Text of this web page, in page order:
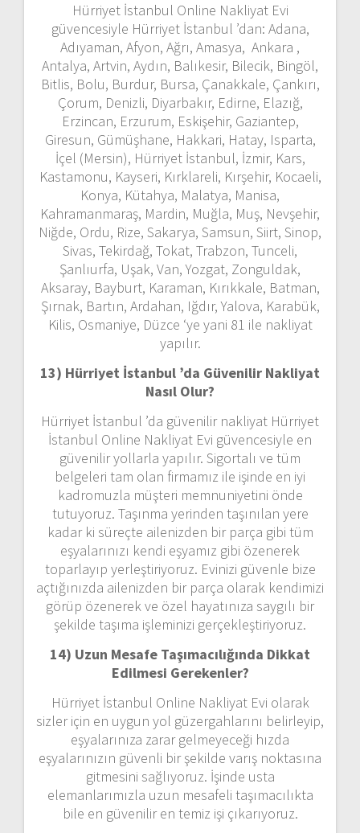
Hürriyet İstanbul Online Nakliyat Evi
güvencesiyle Hürriyet İstanbul ’dan: Adana,
Adıyaman, Afyon, Ağrı, Amasya, Ankara ,
Antalya, Artvin, Aydın, Balıkesir, Bilecik, Bingöl,
Bitlis, Bolu, Burdur, Bursa, Çanakkale, Çankırı,
Çorum, Denizli, Diyarbakır, Edirne, Elazığ,
Erzincan, Erzurum, Eskişehir, Gaziantep,
Giresun, Gümüşhane, Hakkari, Hatay, Isparta,
İçel (Mersin), Hürriyet İstanbul, İzmir, Kars,
Kastamonu, Kayseri, Kırklareli, Kırşehir, Kocaeli,
Konya, Kütahya, Malatya, Manisa,
Kahramanmaraş, Mardin, Muğla, Muş, Nevşehir,
Niğde, Ordu, Rize, Sakarya, Samsun, Siirt, Sinop,
Sivas, Tekirdağ, Tokat, Trabzon, Tunceli,
Şanlıurfa, Uşak, Van, Yozgat, Zonguldak,
Aksaray, Bayburt, Karaman, Kırıkkale, Batman,
Şırnak, Bartın, Ardahan, Iğdır, Yalova, Karabük,
Kilis, Osmaniye, Düzce ‘ye yani 81 ile nakliyat
yapılır.
13) Hürriyet İstanbul ’da Güvenilir Nakliyat
Nasıl Olur?
Hürriyet İstanbul ’da güvenilir nakliyat Hürriyet
İstanbul Online Nakliyat Evi güvencesiyle en
güvenilir yollarla yapılır. Sigortalı ve tüm
belgeleri tam olan firmamız ile işinde en iyi
kadromuzla müşteri memnuniyetini önde
tutuyoruz. Taşınma yerinden taşınılan yere
kadar ki süreçte ailenizden bir parça gibi tüm
eşyalarınızı kendi eşyamız gibi özenerek
toparlayıp yerleştiriyoruz. Evinizi güvenle bize
açtığınızda ailenizden bir parça olarak kendimizi
görüp özenerek ve özel hayatınıza saygılı bir
şekilde taşıma işleminizi gerçekleştiriyoruz.
14) Uzun Mesafe Taşımacılığında Dikkat
Edilmesi Gerekenler?
Hürriyet İstanbul Online Nakliyat Evi olarak
sizler için en uygun yol güzergahlarını belirleyip,
eşyalarınıza zarar gelmeyeceği hızda
eşyalarınızın güvenli bir şekilde varış noktasına
gitmesini sağlıyoruz. İşinde usta
elemanlarımızla uzun mesafeli taşımacılıkta
bile en güvenilir en temiz işi çıkarıyoruz.